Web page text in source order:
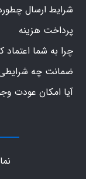
شرایط ارسال
پرداخت هزینه
چرا به شما اعتماد
ضمانت چه شرایطی
آیا امکان عودت